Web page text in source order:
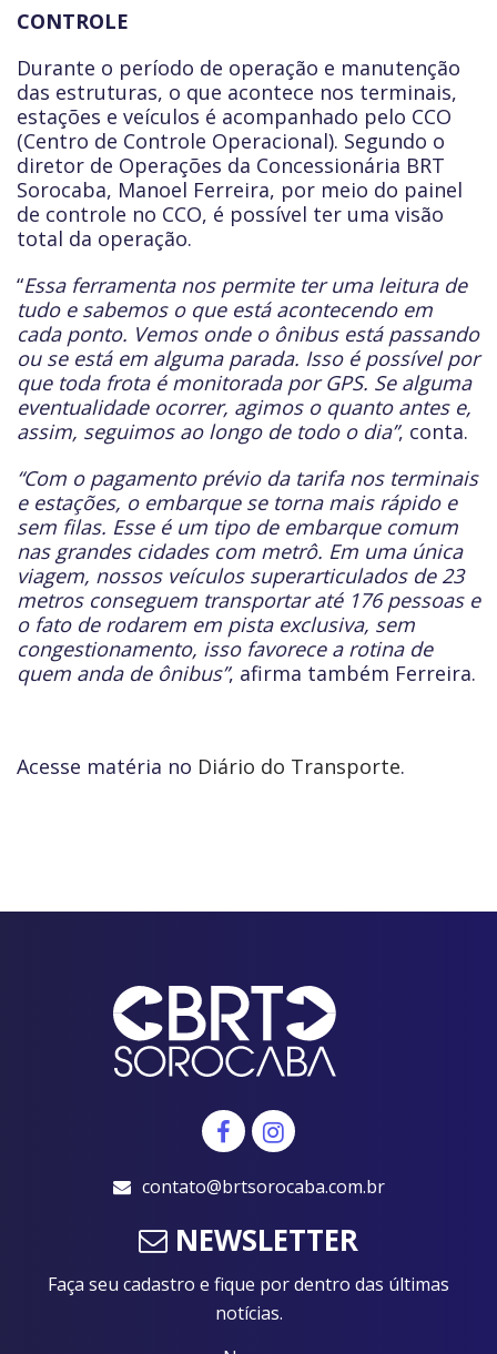
CONTROLE
Durante o período de operação e manutenção
das estruturas, o que acontece nos terminais,
estações e veículos é acompanhado pelo CCO
(Centro de Controle Operacional). Segundo o
diretor de Operações da Concessionária BRT
Sorocaba, Manoel Ferreira, por meio do painel
de controle no CCO, é possível ter uma visão
total da operação.
“Essa ferramenta nos permite ter uma leitura de
tudo e sabemos o que está acontecendo em
cada ponto. Vemos onde o ônibus está passando
ou se está em alguma parada. Isso é possível por
que toda frota é monitorada por GPS. Se alguma
eventualidade ocorrer, agimos o quanto antes e,
assim, seguimos ao longo de todo o dia”, conta.
“Com o pagamento prévio da tarifa nos terminais
e estações, o embarque se torna mais rápido e
sem filas. Esse é um tipo de embarque comum
nas grandes cidades com metrô. Em uma única
viagem, nossos veículos superarticulados de 23
metros conseguem transportar até 176 pessoas e
o fato de rodarem em pista exclusiva, sem
congestionamento, isso favorece a rotina de
quem anda de ônibus”, afirma também Ferreira.
Acesse matéria no Diário do Transporte.
contato@brtsorocaba.com.br
NEWSLETTER
Faça seu cadastro e fique por dentro das últimas
notícias.